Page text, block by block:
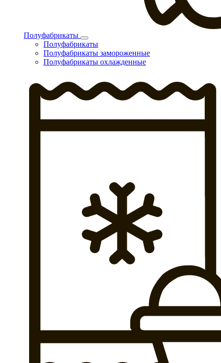
Полуфабрикаты
Полуфабрикаты
Полуфабрикаты замороженные
Полуфабрикаты охлажденные